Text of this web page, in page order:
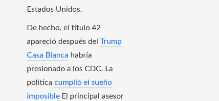
Estados Unidos.
De hecho, el título 42
apareció después del Trump
Casa Blanca habría
presionado a los CDC. La
politica cumplió el sueño
imposible El principal asesor